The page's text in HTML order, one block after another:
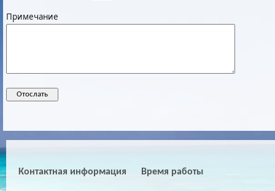
Примечание
Контактная информация Время работы